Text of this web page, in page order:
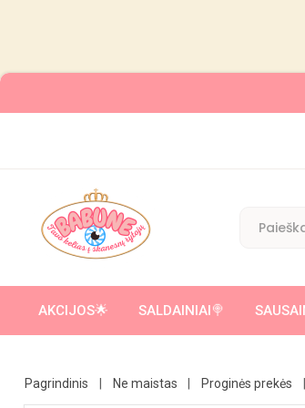
AKCIJOS🌟 SALDAINIAI🍭
Pagrindinis Ne maistas Proginės prekės